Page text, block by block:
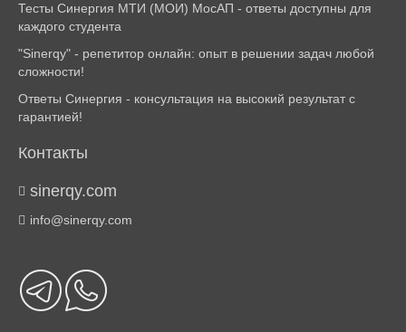
Тесты Синергия МТИ (МОИ) МосАП - ответы доступны для
каждого студента
"Sinerqy" - репетитор онлайн: опыт в решении задач любой
сложности!
Ответы Синергия - консультация на высокий результат с
гарантией!
Контакты
sinerqy.com
info@sinerqy.com